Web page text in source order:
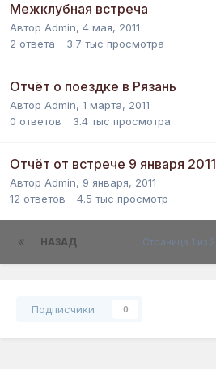
Межклубная встреча
Автор Admin, 4 мая, 2011
2 ответа 3.7 тыс просмотра
Отчёт о поездке в Рязань
Автор Admin, 1 марта, 2011
0 ответов 3.4 тыс просмотра
Отчёт от встрече 9 января 2011
Автор Admin, 9 января, 2011
12 ответов 4.5 тыс просмотр
НАЗАД Страница 1 из 2
Подписчики 0